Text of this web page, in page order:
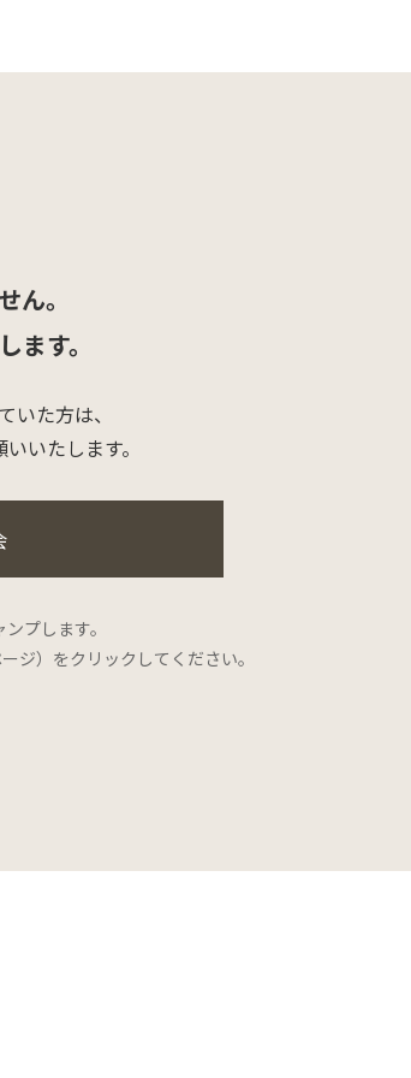
ん。
ます。
いた方は、
いたします。
プします。
ジ）をクリックしてください。